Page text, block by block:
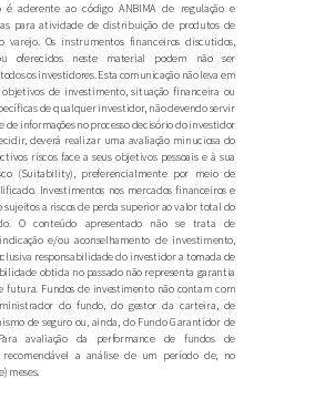
é aderente ao código ANBIMA de regulação e
para atividade de distribuição de produtos de
varejo. Os instrumentos financeiros discutidos,
oferecidos neste material podem não ser
os investidores. Esta comunicação não leva em
objetivos de investimento, situação financeira ou
de qualquer investidor, não devendo servir
de informações no processo decisório do investidor
deverá realizar uma avaliação minuciosa do
riscos face a seus objetivos pessoais e à sua
(Suitability), preferencialmente por meio de
Investimentos nos mercados financeiros e
sujeitos a riscos de perda superior ao valor total do
O conteúdo apresentado não se trata de
e/ou aconselhamento de investimento,
responsabilidade do investidor a tomada de
obtida no passado não representa garantia
futura. Fundos de investimento não contam com
do fundo, do gestor da carteira, de
de seguro ou, ainda, do Fundo Garantidor de
avaliação da performance de fundos de
a análise de um período de, no
meses.